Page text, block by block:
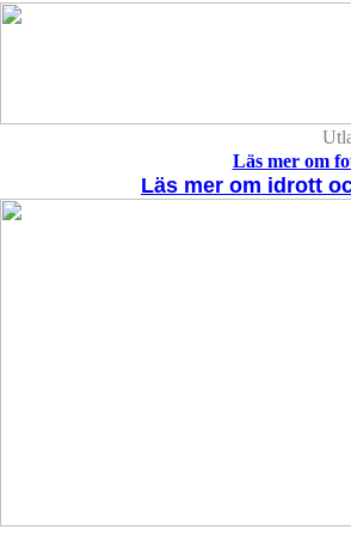
Läs mer om
Läs mer om idrott